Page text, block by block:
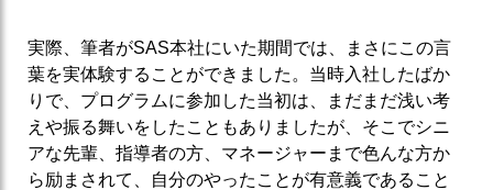
実際、筆者がSAS本社にいた期間では、まさにこの言
葉を実体験することができました。当時入社したばか
りで、プログラムに参加した当初は、まだまだ浅い考
えや振る舞いをしたこともありましたが、そこでシニ
アな先輩、指導者の方、マネージャーまで色んな方か
ら励まされて、自分のやったことが有意義であること